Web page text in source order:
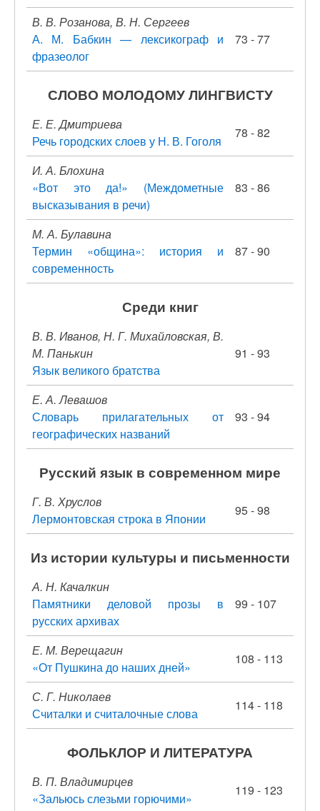
В. В. Розанова, В. Н. Сергеев
А. М. Бабкин — лексикограф и
фразеолог
73 - 77
СЛОВО МОЛОДОМУ ЛИНГВИСТУ
Е. Е. Дмитриева
Речь городских слоев у Н. В. Гоголя
78 - 82
И. А. Блохина
«Вот это да!» (Междометные
высказывания в речи)
83 - 86
М. А. Булавина
Термин «община»: история и
современность
87 - 90
Среди книг
В. В. Иванов, Н. Г. Михайловская, В.
М. Панькин
Язык великого братства
91 - 93
Е. А. Левашов
Словарь прилагательных от
географических названий
93 - 94
Русский язык в современном мире
Г. В. Хруслов
Лермонтовская строка в Японии
95 - 98
Из истории культуры и письменности
А. Н. Качалкин
Памятники деловой прозы в
русских архивах
99 - 107
Е. М. Верещагин
«От Пушкина до наших дней»
108 - 113
С. Г. Николаев
Считалки и считалочные слова
114 - 118
ФОЛЬКЛОР И ЛИТЕРАТУРА
В. П. Владимирцев
«Зальюсь слезьми горючими»
119 - 123